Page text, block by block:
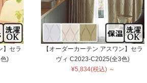
】セラ
)
【オーダーカーテン アスワン】セラ
ヴィ C2023-C2025(全3色)
¥5,834(税込) ～